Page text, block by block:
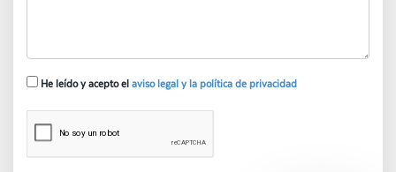
He leído y acepto el aviso legal y la política de privacidad